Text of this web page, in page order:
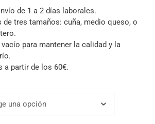
de 1 a 2 días laborales.
de tres tamaños: cuña, medio queso, o
vacío para mantener la calidad y la
a partir de los 60€.